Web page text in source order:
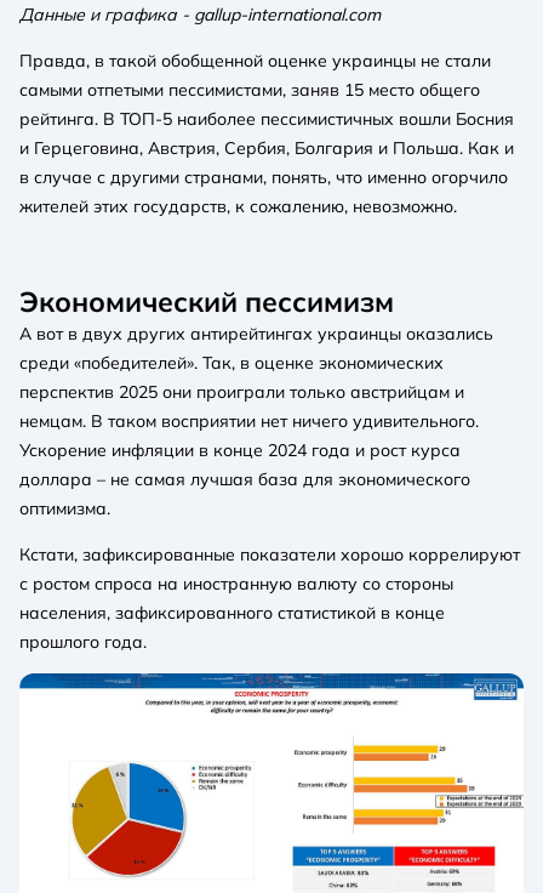
Данные и графика - gallup-international.com
Правда, в такой обобщенной оценке украинцы не стали
самыми отпетыми пессимистами, заняв 15 место общего
рейтинга. В ТОП-5 наиболее пессимистичных вошли Босния
и Герцеговина, Австрия, Сербия, Болгария и Польша. Как и
в случае с другими странами, понять, что именно огорчило
жителей этих государств, к сожалению, невозможно.
Экономический пессимизм
А вот в двух других антирейтингах украинцы оказались
среди «победителей». Так, в оценке экономических
перспектив 2025 они проиграли только австрийцам и
немцам. В таком восприятии нет ничего удивительного.
Ускорение инфляции в конце 2024 года и рост курса
доллара – не самая лучшая база для экономического
оптимизма.
Кстати, зафиксированные показатели хорошо коррелируют
с ростом спроса на иностранную валюту со стороны
населения, зафиксированного статистикой в конце
прошлого года.